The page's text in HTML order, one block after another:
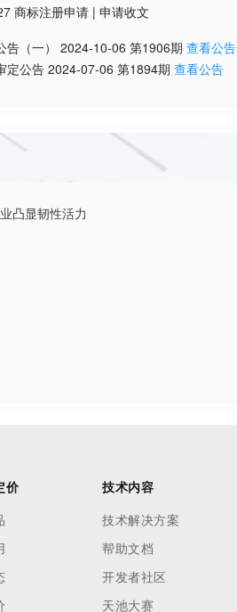
商标注册申请 | 申请收文
（一） 2024-10-06 第1906期 查看公告
定公告 2024-07-06 第1894期 查看公告
凸显韧性活力